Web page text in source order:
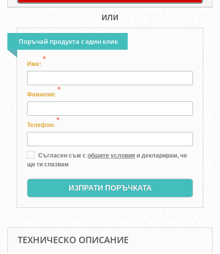
или
Поръчай продукта с един клик
Име:
*
Фамилия:
*
Телефон:
*
Съгласен съм с общите условия и декларирам, че
ще ги спазвам
ИЗПРАТИ ПОРЪЧКАТА
ТЕХНИЧЕСКО ОПИСАНИЕ